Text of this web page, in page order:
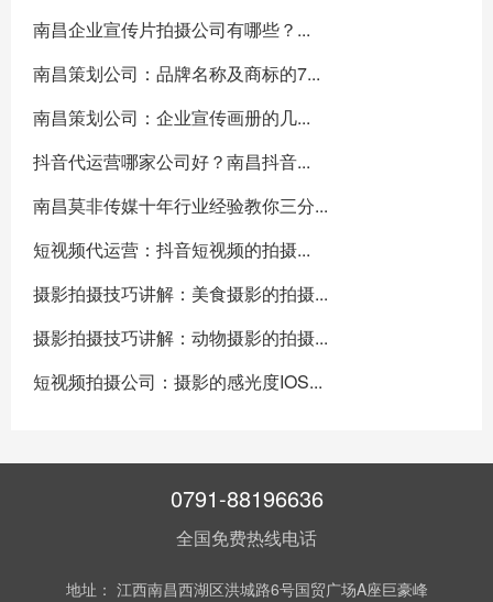
南昌企业宣传片拍摄公司有哪些？...
南昌策划公司：品牌名称及商标的7...
南昌策划公司：企业宣传画册的几...
抖音代运营哪家公司好？南昌抖音...
南昌莫非传媒十年行业经验教你三分...
短视频代运营：抖音短视频的拍摄...
摄影拍摄技巧讲解：美食摄影的拍摄...
摄影拍摄技巧讲解：动物摄影的拍摄...
短视频拍摄公司：摄影的感光度IOS...
0791-88196636
全国免费热线电话
地址： 江西南昌西湖区洪城路6号国贸广场A座巨豪峰